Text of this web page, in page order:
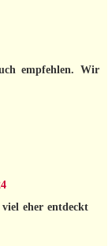
empfehlen. Wir
eher entdeckt